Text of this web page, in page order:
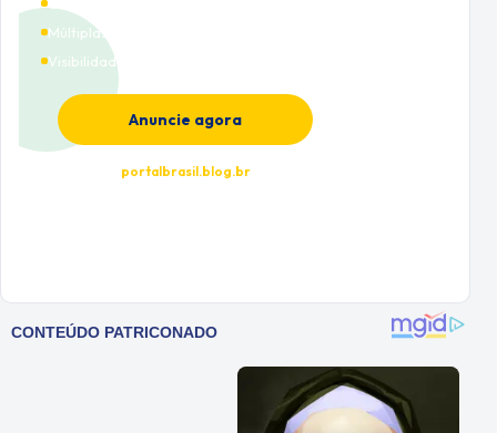
Múltiplas categorias
Visibilidade premium
Anuncie agora
portalbrasil.blog.br